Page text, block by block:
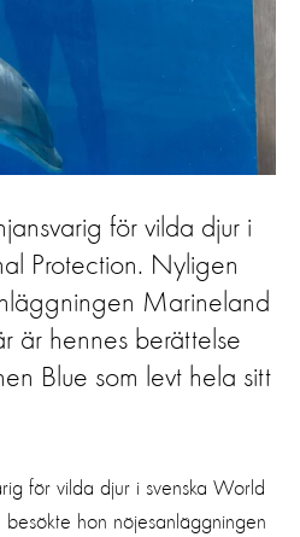
för vilda djur i
Protection. Nyligen
Marineland
är hennes berättelse
Blue som levt hela sitt
för vilda djur i svenska World
hon nöjesanläggningen